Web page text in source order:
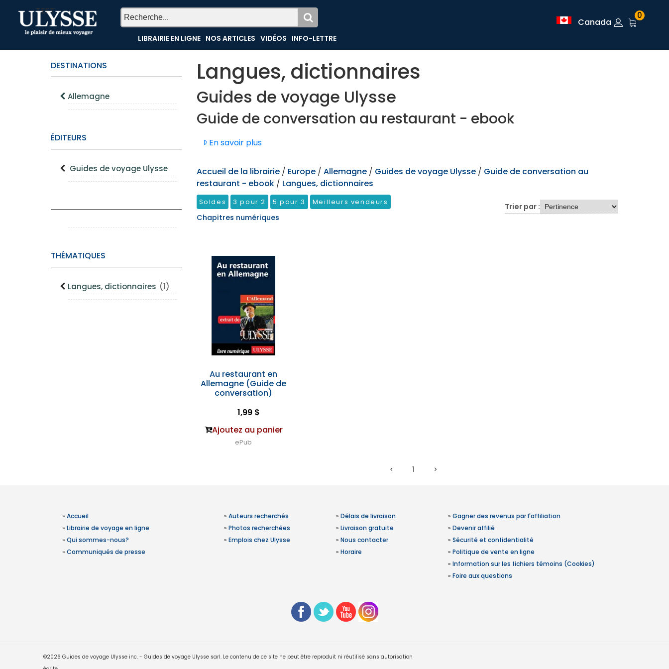
TEST
LIBRAIRIE EN LIGNE NOS ARTICLES VIDÉOS INFO-LETTRE
Canada
0
DESTINATIONS
Allemagne
ÉDITEURS
Guides de voyage Ulysse
THÉMATIQUES
Langues, dictionnaires (1)
Langues, dictionnaires
Guides de voyage Ulysse
Guide de conversation au restaurant - ebook
En savoir plus
Accueil de la librairie / Europe / Allemagne / Guides de voyage Ulysse / Guide de conversation au
restaurant - ebook / Langues, dictionnaires
Soldes 3 pour 2 5 pour 3 Meilleurs vendeurs
Chapitres numériques
Trier par :
Au restaurant en
Allemagne (Guide de
conversation)
1,99 $
Ajoutez au panier
ePub
1
» Accueil
» Librairie de voyage en ligne
» Qui sommes-nous?
» Communiqués de presse
» Auteurs recherchés
» Photos recherchées
» Emplois chez Ulysse
» Délais de livraison
» Livraison gratuite
» Nous contacter
» Horaire
» Gagner des revenus par l'affiliation
» Devenir affilié
» Sécurité et confidentialité
» Politique de vente en ligne
» Information sur les fichiers témoins (Cookies)
» Foire aux questions
©2026 Guides de voyage Ulysse inc. - Guides de voyage Ulysse sarl. Le contenu de ce site ne peut être reproduit ni réutilisé sans autorisation